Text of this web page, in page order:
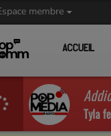
membre
ACCUEIL
Tyla